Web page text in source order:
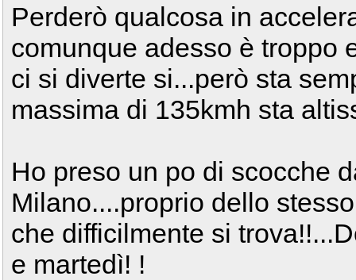
Perderò qualcosa in
comunque adesso è troppo
ci si diverte si...però sta
massima di 135kmh sta
Ho preso un po di scocche
Milano....proprio dello
che difficilmente si
e martedì! !